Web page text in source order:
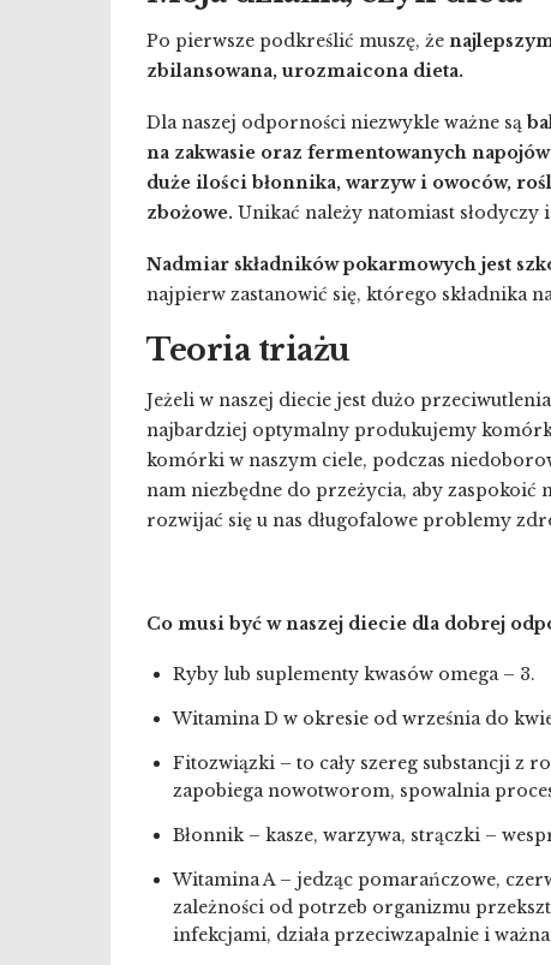
Po pierwsze podkreślić muszę, że
zbilansowana, urozmaicona dieta.
Dla naszej odporności niezwykle ważne są
na zakwasie oraz fermentowanych
duże ilości błonnika, warzyw i owoców,
zbożowe. Unikać należy natomiast
Nadmiar składników pokarmowych jest
najpierw zastanowić się, którego składnika
Teoria triażu
Jeżeli w naszej diecie jest dużo
najbardziej optymalny produkujemy
komórki w naszym ciele, podczas
nam niezbędne do przeżycia, aby
rozwijać się u nas długofalowe problemy
Co musi być w naszej diecie dla dobrej
Ryby lub suplementy kwasów omega – 3.
Witamina D w okresie od września do
Fitozwiązki – to cały szereg substancji z
zapobiega nowotworom, spowalnia
Błonnik – kasze, warzywa, strączki –
Witamina A – jedząc pomarańczowe,
zależności od potrzeb organizmu
infekcjami, działa przeciwzapalnie i